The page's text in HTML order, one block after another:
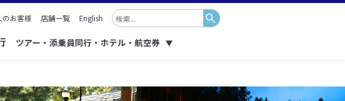
のお客様 店舗一覧 English
ツアー・添乗員同行・ホテル・航空券 ▼